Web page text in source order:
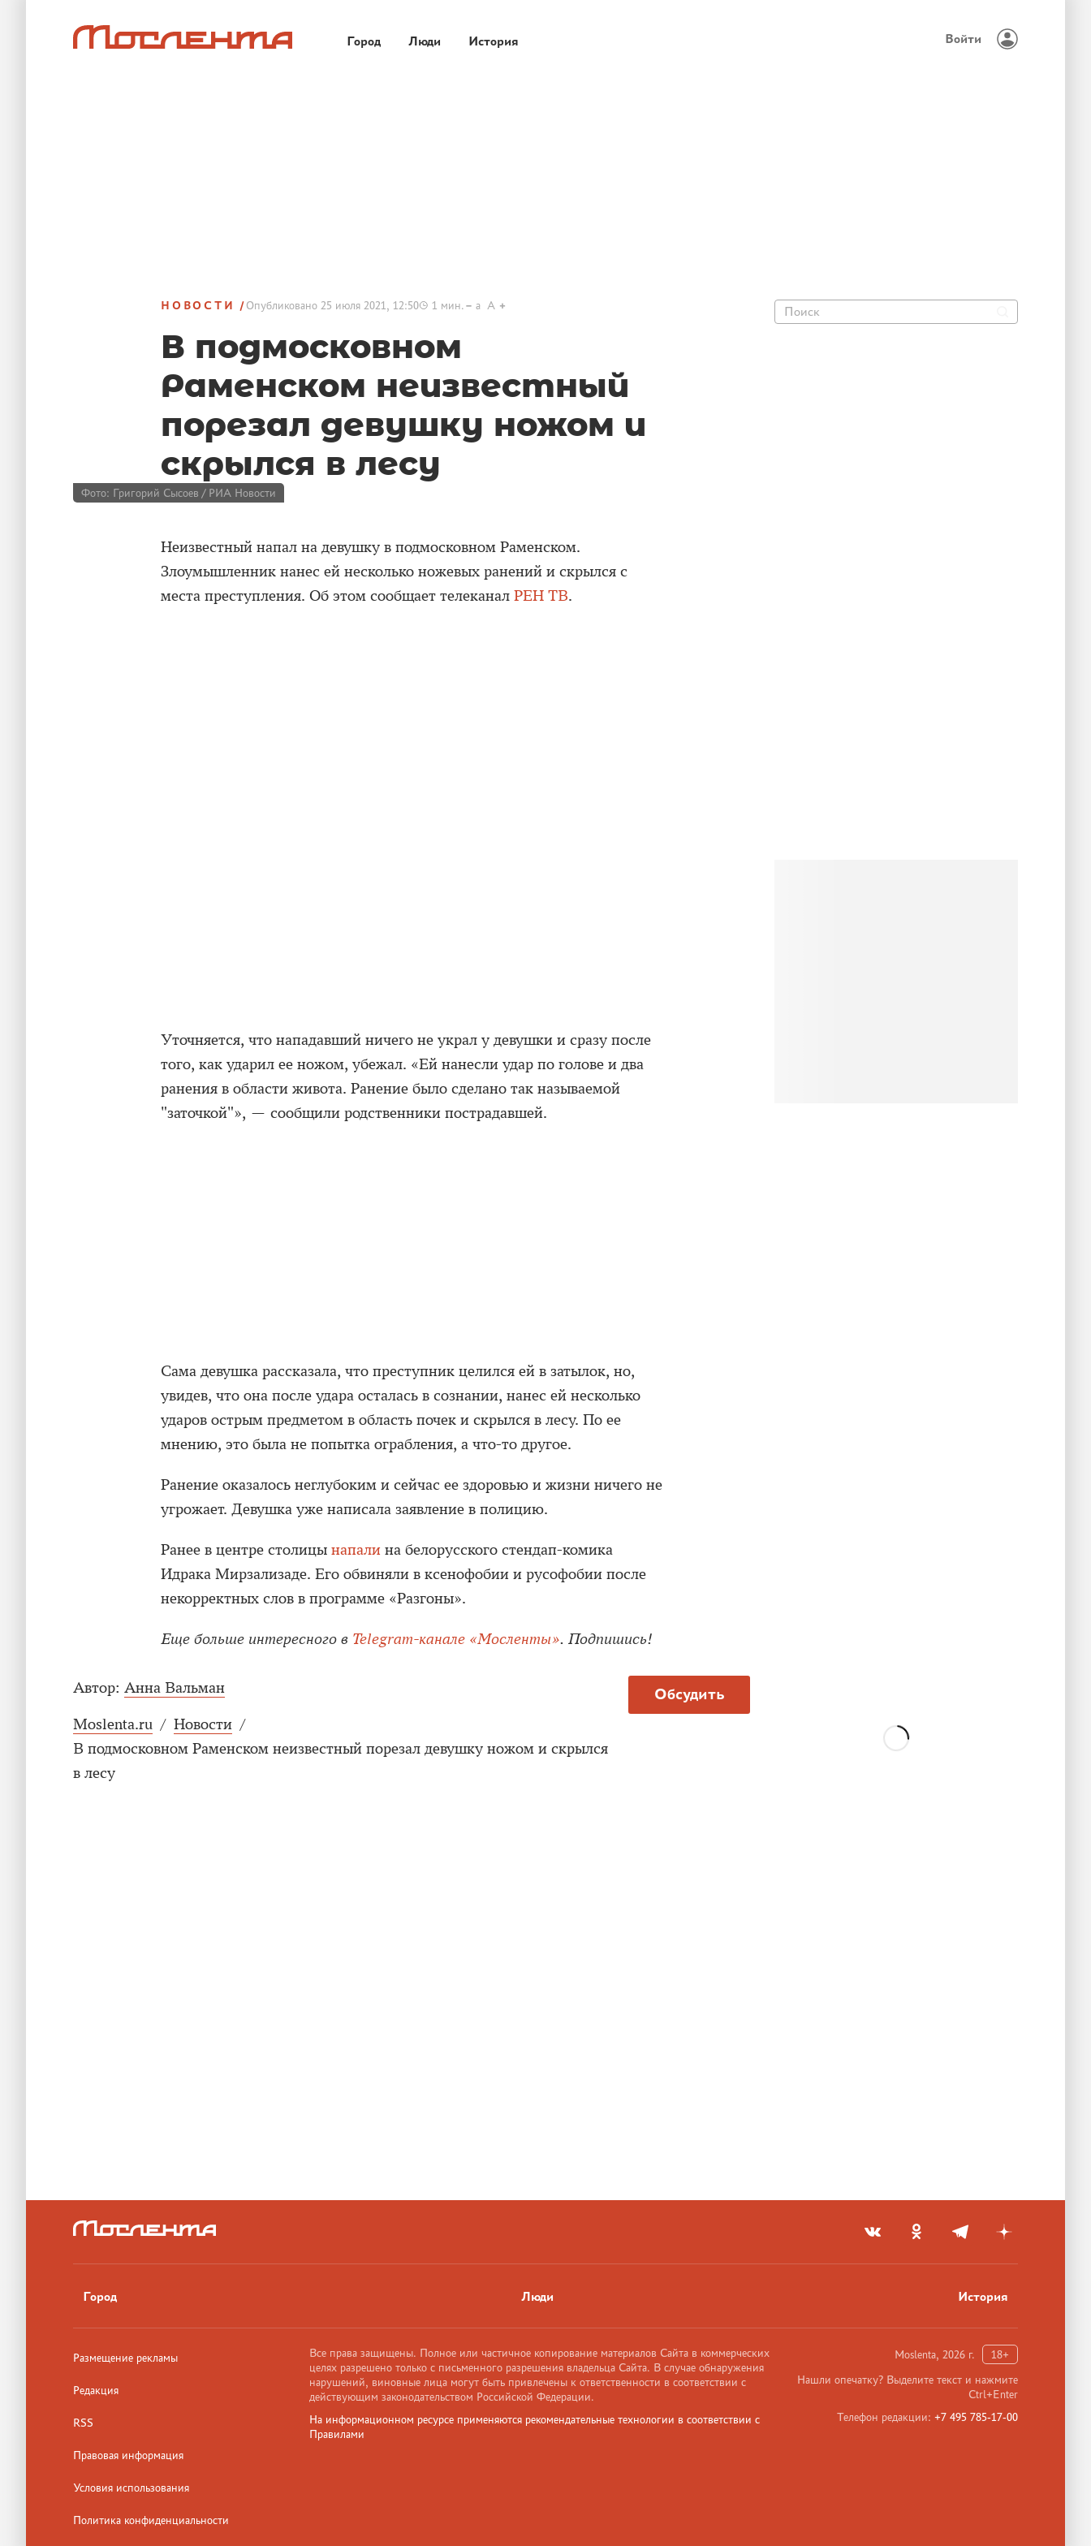
Город Люди История Войти
НОВОСТИ Опубликовано 25 июля 2021, 12:50 1 мин. a A
В подмосковном
Раменском неизвестный
порезал девушку ножом и
скрылся в лесу
Фото: Григорий Сысоев / РИА Новости
Неизвестный напал на девушку в подмосковном Раменском.
Злоумышленник нанес ей несколько ножевых ранений и скрылся с
места преступления. Об этом сообщает телеканал РЕН ТВ.
Уточняется, что нападавший ничего не украл у девушки и сразу после
того, как ударил ее ножом, убежал. «Ей нанесли удар по голове и два
ранения в области живота. Ранение было сделано так называемой
"заточкой"», — сообщили родственники пострадавшей.
Сама девушка рассказала, что преступник целился ей в затылок, но,
увидев, что она после удара осталась в сознании, нанес ей несколько
ударов острым предметом в область почек и скрылся в лесу. По ее
мнению, это была не попытка ограбления, а что-то другое.
Ранение оказалось неглубоким и сейчас ее здоровью и жизни ничего не
угрожает. Девушка уже написала заявление в полицию.
Ранее в центре столицы напали на белорусского стендап-комика
Идрака Мирзализаде. Его обвиняли в ксенофобии и русофобии после
некорректных слов в программе «Разгоны».
Еще больше интересного в Telegram-канале «Мосленты». Подпишись!
Обсудить
Автор: Анна Вальман
Moslenta.ru / Новости /
В подмосковном Раменском неизвестный порезал девушку ножом и скрылся
в лесу
Город Люди История
Размещение рекламы
Редакция
RSS
Правовая информация
Условия использования
Политика конфиденциальности
Moslenta, 2026 г.
18+
Нашли опечатку? Выделите текст и нажмите
Ctrl+Enter
Телефон редакции: +7 495 785-17-00
Все права защищены. Полное или частичное копирование материалов Сайта в коммерческих
целях разрешено только с письменного разрешения владельца Сайта. В случае обнаружения
нарушений, виновные лица могут быть привлечены к ответственности в соответствии с
действующим законодательством Российской Федерации.
На информационном ресурсе применяются рекомендательные технологии в соответствии с
Правилами